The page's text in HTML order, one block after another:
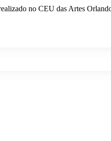
no CEU das Artes